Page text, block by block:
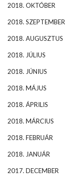
2018. OKTÓBER
2018. SZEPTEMBER
2018. AUGUSZTUS
2018. JÚLIUS
2018. JÚNIUS
2018. MÁJUS
2018. ÁPRILIS
2018. MÁRCIUS
2018. FEBRUÁR
2018. JANUÁR
2017. DECEMBER